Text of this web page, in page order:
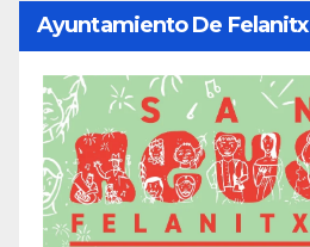
Ayuntamiento De Felanitx